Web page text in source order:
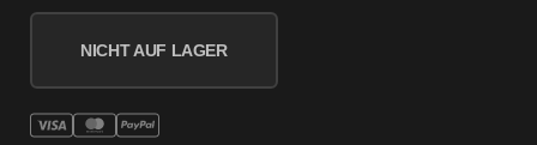
NICHT AUF LAGER